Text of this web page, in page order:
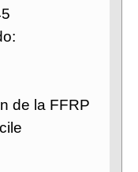
de la FFRP